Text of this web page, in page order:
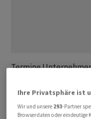
Termine
GBR Standard Life
TWN Foxconn
Ihre Privatsphäre ist
Wir und unsere 293-Partner
Browserdaten oder eindeutige